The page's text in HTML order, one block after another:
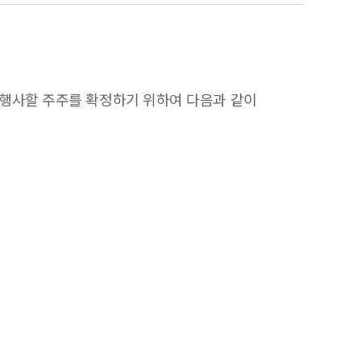
할 주주를 확정하기 위하여 다음과 같이